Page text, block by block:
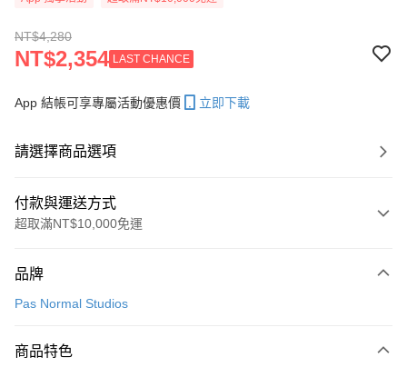
NT$4,280
NT$2,354 LAST CHANCE
App 結帳可享專屬活動優惠價 立即下載
請選擇商品選項
付款與運送方式
超取滿NT$10,000免運
信用卡一次付款
LINE Pay
品牌
Pas Normal Studios
商品特色